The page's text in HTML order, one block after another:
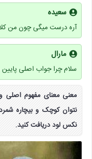
سعیده
آره درست میگی چون من
مارال
سلام چرا جواب اصلی
معنی معنای مفهوم اصلی
نتوان کوچک و بیچاره
نکس لود دریافت کنید.